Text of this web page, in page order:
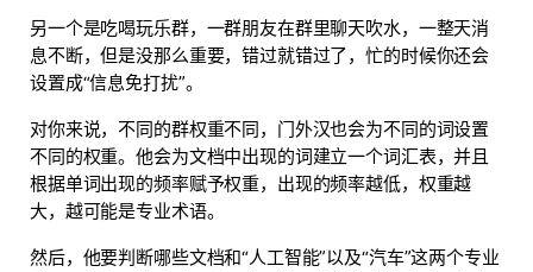
另一个是吃喝玩乐群，一群朋友在群里聊天吹水，一整天消
息不断，但是没那么重要，错过就错过了，忙的时候你还会
设置成“信息免打扰”。
对你来说，不同的群权重不同，门外汉也会为不同的词设置
不同的权重。他会为文档中出现的词建立一个词汇表，并且
根据单词出现的频率赋予权重，出现的频率越低，权重越
大，越可能是专业术语。
然后，他要判断哪些文档和“人工智能”以及“汽车”这两个专业